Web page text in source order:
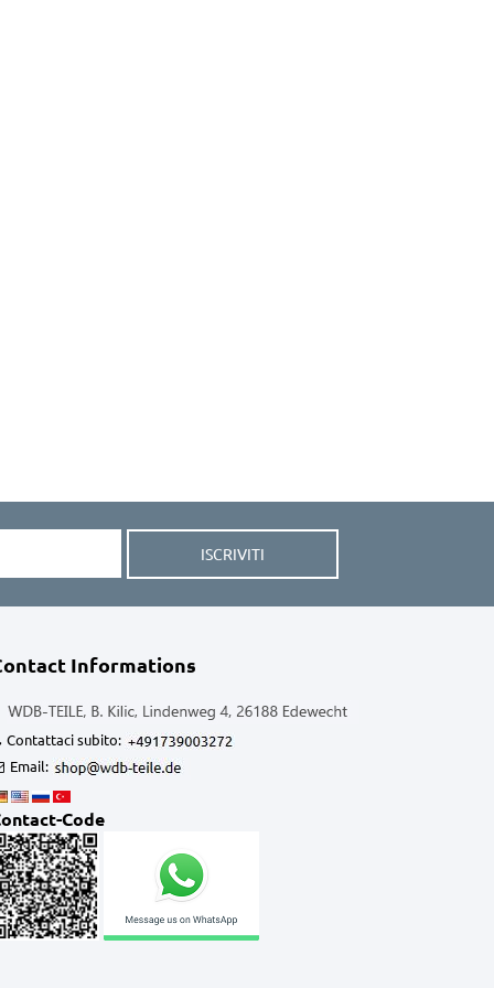
ISCRIVITI
Informations
Contattaci subito:
Email:
Code